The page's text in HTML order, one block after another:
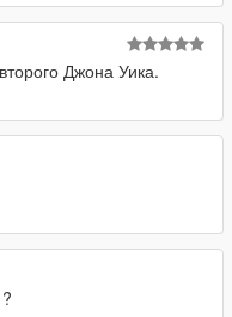
Джона Уика.